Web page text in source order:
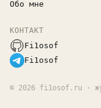
Обо мне
КОНТАКТ
Fi1osof
Fi1osof
© 2026 fi1osof.ru ·